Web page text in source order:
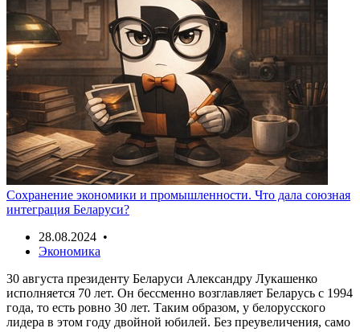
Сохранение экономики и промышленности. Что дала союзная
интеграция Беларуси?
28.08.2024 •
Экономика
30 августа президенту Беларуси Александру Лукашенко
исполняется 70 лет. Он бессменно возглавляет Беларусь с 1994
года, то есть ровно 30 лет. Таким образом, у белорусского
лидера в этом году двойной юбилей. Без преувеличения, само